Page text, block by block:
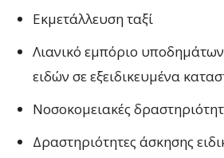
Εκμετάλλευση ταξί
Λιανικό εμπόριο
ειδών σε εξειδικευμένα
Νοσοκομειακές
Δραστηριότητες άσκησης